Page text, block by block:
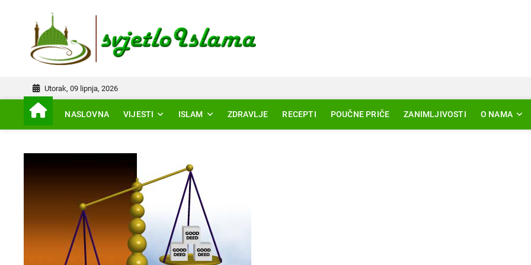
Utorak, 09 lipnja, 2026
NASLOVNA VIJESTI ISLAM ZDRAVLJE RECEPTI POUČNE PRIČE ZANIMLJIVOSTI O NAMA